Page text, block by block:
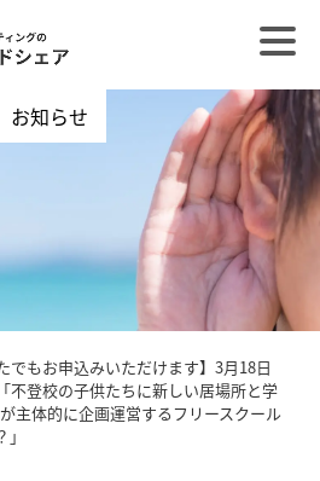
お知らせ
でもお申込みいただけます】3月18日
不登校の子供たちに新しい居場所と学
主体的に企画運営するフリースクール